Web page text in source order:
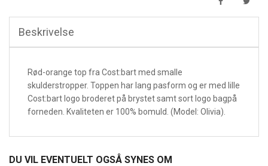
Beskrivelse
Rød-orange top fra Cost:bart med smalle
skulderstropper. Toppen har lang pasform og er med lille
Cost:bart logo broderet på brystet samt sort logo bagpå
forneden. Kvaliteten er 100% bomuld. (Model: Olivia).
DU VIL EVENTUELT OGSÅ SYNES OM